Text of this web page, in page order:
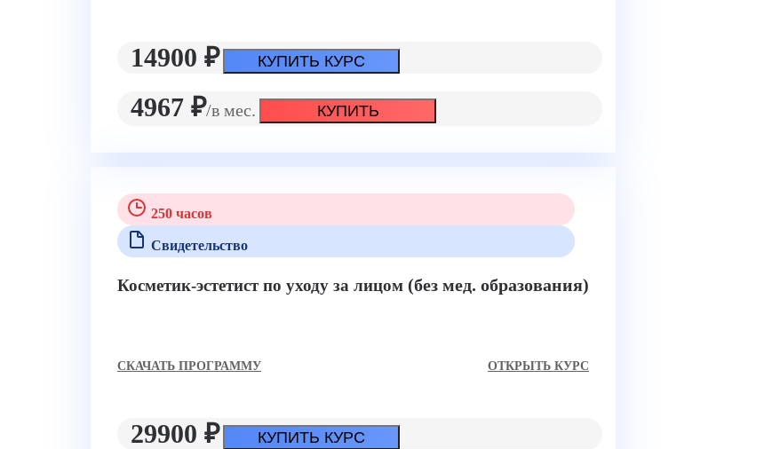
14900 ₽ КУПИТЬ КУРС
4967 ₽/в мес. КУПИТЬ
250 часов
Свидетельство
Косметик-эстетист по уходу за лицом (без мед. образования)
CКАЧАТЬ ПРОГРАММУ ОТКРЫТЬ КУРС
29900 ₽ КУПИТЬ КУРС